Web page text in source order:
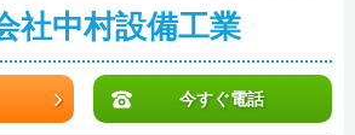
社中村設備工業
今すぐ電話